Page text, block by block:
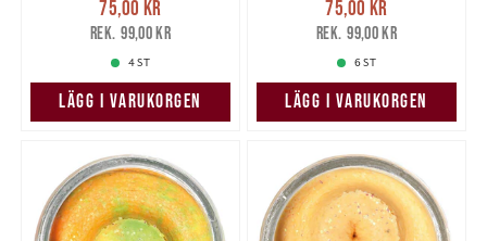
75,00 krTidigare pris
99,00 kr
75,00 kr
99,00 kr
4 ST
LÄGG I VARUKORGEN
75,00 krTidigare pris
99,00 kr
75,00 kr
99,00 kr
6 ST
LÄGG I VARUKORGEN